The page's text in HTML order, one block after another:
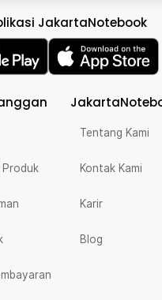
JakartaNotebook
Produk
Tentang Kami
Kontak Kami
Karir
Blog